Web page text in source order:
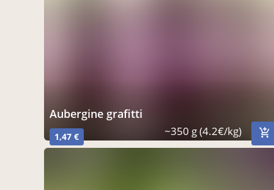
aubergine grafitti
1,47 € ~350 g (4.2€/kg)